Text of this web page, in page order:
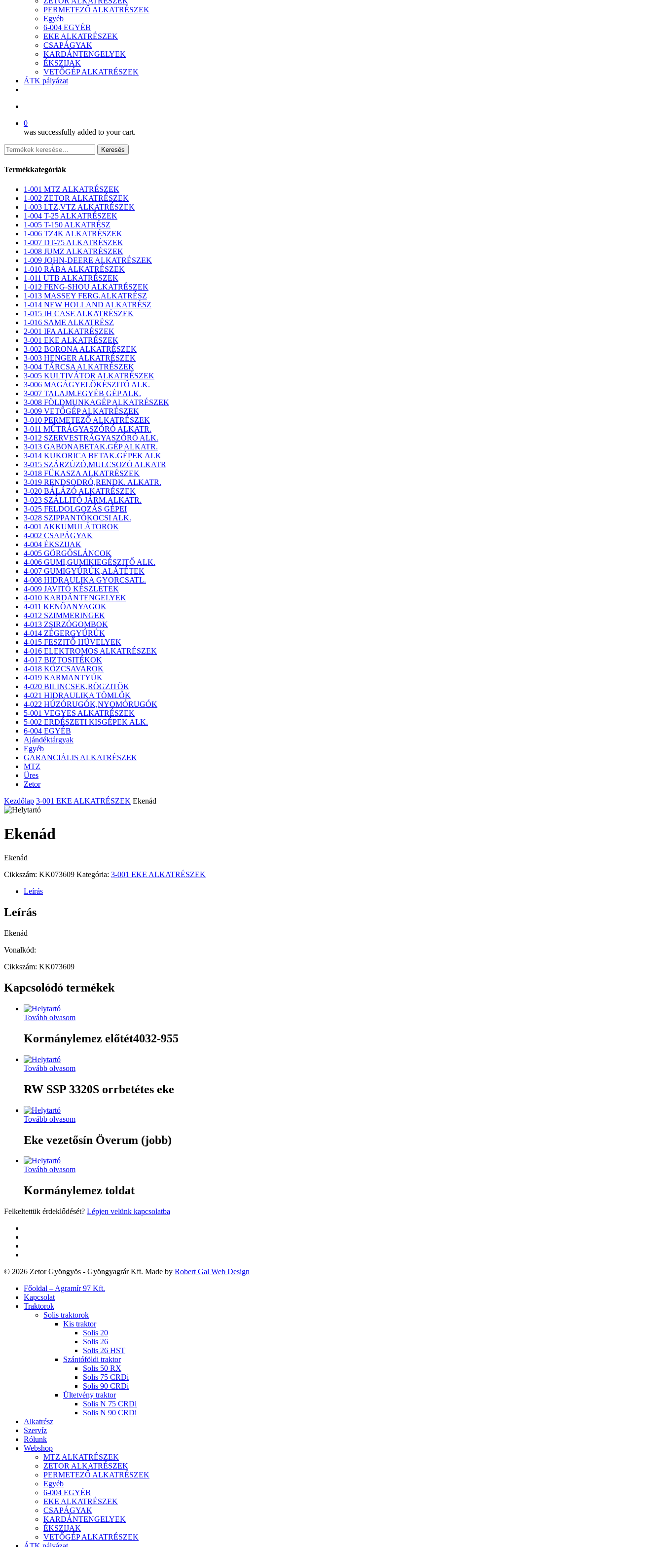
PERMETEZŐ ALKATRÉSZEK
Egyéb
6-004 EGYÉB
EKE ALKATRÉSZEK
CSAPÁGYAK
KARDÁNTENGELYEK
ÉKSZIJAK
VETŐGÉP ALKATRÉSZEK
ÁTK pályázat
0
was successfully added to your cart.
Keresés
a
következőre:
Keresés
Termékkategóriák
1-001 MTZ ALKATRÉSZEK
1-002 ZETOR ALKATRÉSZEK
1-003 LTZ,VTZ ALKATRÉSZEK
1-004 T-25 ALKATRÉSZEK
1-005 T-150 ALKATRÉSZ
1-006 TZ4K ALKATRÉSZEK
1-007 DT-75 ALKATRÉSZEK
1-008 JUMZ ALKATRÉSZEK
1-009 JOHN-DEERE ALKATRÉSZEK
1-010 RÁBA ALKATRÉSZEK
1-011 UTB ALKATRÉSZEK
1-012 FENG-SHOU ALKATRÉSZEK
1-013 MASSEY FERG.ALKATRÉSZ
1-014 NEW HOLLAND ALKATRÉSZ
1-015 IH CASE ALKATRÉSZEK
1-016 SAME ALKATRÉSZ
2-001 IFA ALKATRÉSZEK
3-001 EKE ALKATRÉSZEK
3-002 BORONA ALKATRÉSZEK
3-003 HENGER ALKATRÉSZEK
3-004 TÁRCSA ALKATRÉSZEK
3-005 KULTIVÁTOR ALKATRÉSZEK
3-006 MAGÁGYELŐKÉSZITŐ ALK.
3-007 TALAJM.EGYÉB GÉP ALK.
3-008 FÖLDMUNKAGÉP ALKATRÉSZEK
3-009 VETŐGÉP ALKATRÉSZEK
3-010 PERMETEZŐ ALKATRÉSZEK
3-011 MŰTRÁGYASZÓRÓ ALKATR.
3-012 SZERVESTRÁGYASZÓRÓ ALK.
3-013 GABONABETAK.GÉP ALKATR.
3-014 KUKORICA BETAK.GÉPEK ALK
3-015 SZÁRZÚZÓ,MULCSOZÓ ALKATR
3-018 FŰKASZA ALKATRÉSZEK
3-019 RENDSODRÓ,RENDK. ALKATR.
3-020 BÁLÁZÓ ALKATRÉSZEK
3-023 SZÁLLITÓ JÁRM.ALKATR.
3-025 FELDOLGOZÁS GÉPEI
3-028 SZIPPANTÓKOCSI ALK.
4-001 AKKUMULÁTOROK
4-002 CSAPÁGYAK
4-004 ÉKSZIJAK
4-005 GÖRGŐSLÁNCOK
4-006 GUMI,GUMIKIEGÉSZITŐ ALK.
4-007 GUMIGYÚRÚK,ALÁTÉTEK
4-008 HIDRAULIKA GYORCSATL.
4-009 JAVITÓ KÉSZLETEK
4-010 KARDÁNTENGELYEK
4-011 KENŐANYAGOK
4-012 SZIMMERINGEK
4-013 ZSIRZÓGOMBOK
4-014 ZÉGERGYÚRÚK
4-015 FESZITŐ HÜVELYEK
4-016 ELEKTROMOS ALKATRÉSZEK
4-017 BIZTOSITÉKOK
4-018 KÖZCSAVAROK
4-019 KARMANTYÚK
4-020 BILINCSEK,RÖGZITŐK
4-021 HIDRAULIKA TÖMLŐK
4-022 HÚZÓRUGÓK,NYOMÓRUGÓK
5-001 VEGYES ALKATRÉSZEK
5-002 ERDÉSZETI KISGÉPEK ALK.
6-004 EGYÉB
Ajándéktárgyak
Egyéb
GARANCIÁLIS ALKATRÉSZEK
MTZ
Üres
Zetor
Kezdőlap 3-001 EKE ALKATRÉSZEK Ekenád
Ekenád
Ekenád
Cikkszám: KK073609 Kategória: 3-001 EKE ALKATRÉSZEK
Leírás
Leírás
Ekenád
Vonalkód:
Cikkszám: KK073609
Kapcsolódó termékek
Tovább olvasom
Kormánylemez előtét4032-955
Tovább olvasom
RW SSP 3320S orrbetétes eke
Tovább olvasom
Eke vezetősín Överum (jobb)
Tovább olvasom
Kormánylemez toldat
Felkeltettük érdeklődését? Lépjen velünk kapcsolatba
© 2026 Zetor Gyöngyös - Gyöngyagrár Kft. Made by Robert Gal Web Design
Close
Menu
Főoldal – Agramír 97 Kft.
Kapcsolat
Traktorok
Solis traktorok
Kis traktor
Solis 20
Solis 26
Solis 26 HST
Szántóföldi traktor
Solis 50 RX
Solis 75 CRDi
Solis 90 CRDi
Ültetvény traktor
Solis N 75 CRDi
Solis N 90 CRDi
Alkatrész
Szervíz
Rólunk
Webshop
MTZ ALKATRÉSZEK
ZETOR ALKATRÉSZEK
PERMETEZŐ ALKATRÉSZEK
Egyéb
6-004 EGYÉB
EKE ALKATRÉSZEK
CSAPÁGYAK
KARDÁNTENGELYEK
ÉKSZIJAK
VETŐGÉP ALKATRÉSZEK